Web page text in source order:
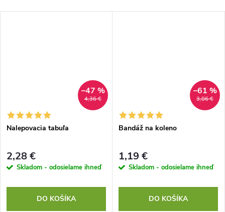
4,36 €
–47 %
Nalepovacia tabuľa
2,28 €
Skladom - odosielame ihneď
DO KOŠÍKA
3,06 €
–61 %
Bandáž na koleno
1,19 €
Skladom - odosielame ihneď
DO KOŠÍKA